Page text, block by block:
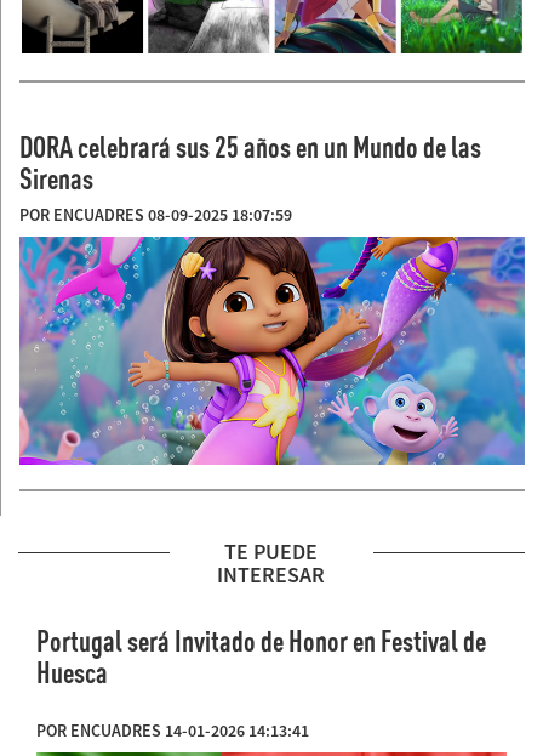
DORA celebrará sus 25 años en un Mundo de las
Sirenas
POR ENCUADRES 08-09-2025 18:07:59
TE PUEDE
INTERESAR
Portugal será Invitado de Honor en Festival de
Huesca
POR ENCUADRES 14-01-2026 14:13:41